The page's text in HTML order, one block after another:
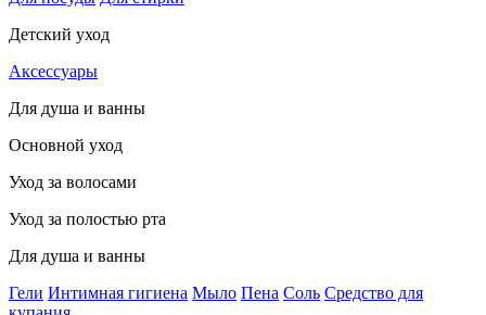
Детский уход
Аксессуары
Для душа и ванны
Основной уход
Уход за волосами
Уход за полостью рта
Для душа и ванны
Гели Интимная гигиена Мыло Пена Соль Средство для